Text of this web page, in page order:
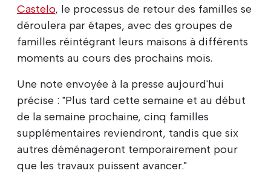
Castelo, le processus de retour des familles se
déroulera par étapes, avec des groupes de
familles réintégrant leurs maisons à différents
moments au cours des prochains mois.
Une note envoyée à la presse aujourd'hui
précise : "Plus tard cette semaine et au début
de la semaine prochaine, cinq familles
supplémentaires reviendront, tandis que six
autres déménageront temporairement pour
que les travaux puissent avancer."